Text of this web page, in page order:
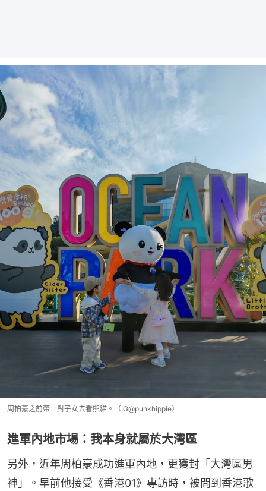
周柏豪之前帶一對子女去看熊貓。（IG@punkhippie）
進軍內地市場：我本身就屬於大灣區
另外，近年周柏豪成功進軍內地，更獲封「大灣區男
神」。早前他接受《香港01》專訪時，被問到香港歌